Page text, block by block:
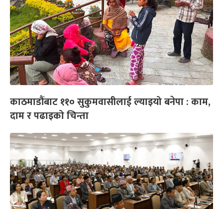
काठमाडौंबाट ११० सुकुमवासीलाई ल्याइयो बनेपा : काम,
दाम र पढाइको चिन्ता